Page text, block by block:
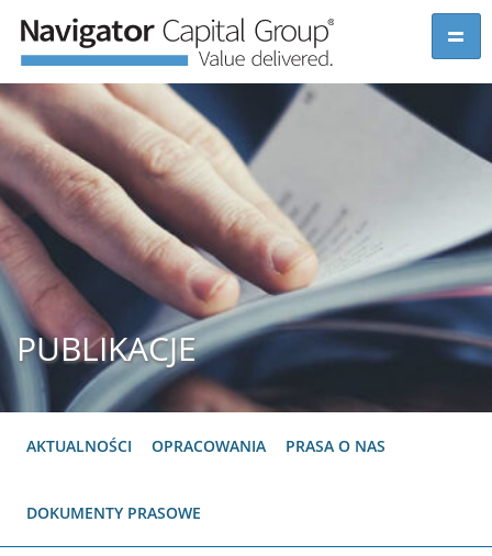
PUBLIKACJE
AKTUALNOŚCI OPRACOWANIA PRASA O NAS
DOKUMENTY PRASOWE